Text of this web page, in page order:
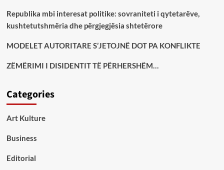
Republika mbi interesat politike: sovraniteti i qytetarëve,
kushtetutshmëria dhe përgjegjësia shtetërore
MODELET AUTORITARE S’JETOJNË DOT PA KONFLIKTE
ZËMËRIMI I DISIDENTIT TË PËRHERSHËM…
Categories
Art Kulture
Business
Editorial